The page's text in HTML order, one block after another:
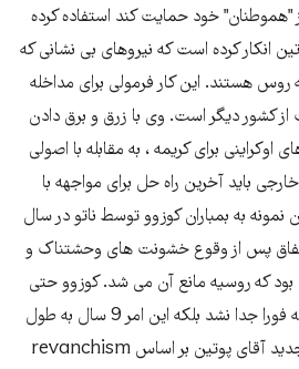
"هموطنان" خود حمایت کند استفاده کرده
انکار کرده است که نیروهای بی نشانی که
هستند. این کار فرمولی برای مداخله
کشور دیگر است. وی با زرق و برق دادن
برای کریمه ، به مقابله با اصولی
باید آخرین راه حل برای مواجهه با
به بمباران کوزوو توسط ناتو در سال
آن اتفاق پس از وقوع خشونت های وحشتناک و
که روسیه مانع آن می شد. کوزوو حتی
پس از آن اتفاق نیز مانند کریمه فورا جدا نشد بلکه این امر 9 سال به طول
انجامید. به طور خلاصه نظم جدید آقای پوتین بر اساس revanchism